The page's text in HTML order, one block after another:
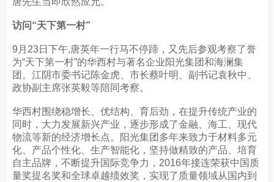
访问“天下第一村”
9月23日下午,唐英年一行马不停蹄，又先后参观考察了誉
为“天下第一村”的华西村与著名企业阳光集团和海澜集
团。江阴市委书记陈金虎、市长蔡叶明、副书记袁秋中、
政协副主席张英毅等陪同考察。
华西村围绕稳增长、优结构、育后劲，在提升传统产业的
同时，大力发展新兴产业，逐步形成了金融、海工、现代
物流等新的经济增长点。阳光集团多年来致力于材料多元
化、产品个性化、生产智能化，坚持做精致的产品、培育
自主品牌，不断提升国际竞争力，2016年接连荣获中国质
量奖提名奖和全球卓越绩效奖，实现了质量领域从国内到